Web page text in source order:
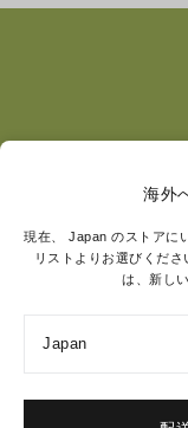
Facebook
トリー バーチ
海外
現在、 Japan のストアに
リストよりお選びくだ
は、新し
Japan